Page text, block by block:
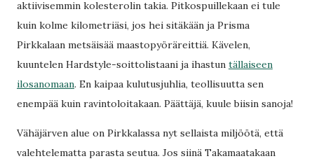
aktiivisemmin kolesterolin takia. Pitkospuillekaan ei tule
kuin kolme kilometriäsi, jos hei sitäkään ja Prisma
Pirkkalaan metsäisää maastopyöräreittiä. Kävelen,
kuuntelen Hardstyle-soittolistaani ja ihastun tällaiseen
ilosanomaan. En kaipaa kulutusjuhlia, teollisuutta sen
enempää kuin ravintoloitakaan. Päättäjä, kuule biisin sanoja!
Vähäjärven alue on Pirkkalassa nyt sellaista miljöötä, että
valehtelematta parasta seutua. Jos siinä Takamaatakaan